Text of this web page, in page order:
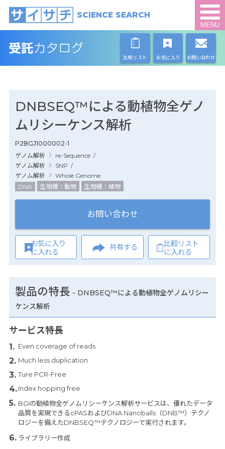
SCIENCE SEARCH
MENU
比較リスト お気に入り お問い合わせ
DNBSEQ™による動植物全ゲノ
ムリシーケンス解析
P2BGJ1000002-1
ゲノム解析
re-Sequence /
ゲノム解析
SNP /
ゲノム解析
Whole Genome
DNA
生物種：動物 生物種：植物
お問い合わせ
お気に入り
に入れる
共有する
比較リスト
に入れる
製品の特長 - DNBSEQ™による動植物全ゲノムリシー
ケンス解析
サービス特長
Even coverage of reads
Much less duplication
Ture PCR-Free
Index hopping free
BGIの動植物全ゲノムリシーケンス解析サービスは、優れたデータ
品質を実現できるcPASおよびDNA Nanoballs（DNB™）テクノ
ロジーを備えたDNBSEQ™テクノロジーで実行されます。
ライブラリー作成